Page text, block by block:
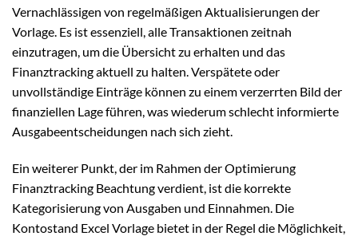
Vernachlässigen von regelmäßigen Aktualisierungen der
Vorlage. Es ist essenziell, alle Transaktionen zeitnah
einzutragen, um die Übersicht zu erhalten und das
Finanztracking aktuell zu halten. Verspätete oder
unvollständige Einträge können zu einem verzerrten Bild der
finanziellen Lage führen, was wiederum schlecht informierte
Ausgabeentscheidungen nach sich zieht.
Ein weiterer Punkt, der im Rahmen der Optimierung
Finanztracking Beachtung verdient, ist die korrekte
Kategorisierung von Ausgaben und Einnahmen. Die
Kontostand Excel Vorlage bietet in der Regel die Möglichkeit,